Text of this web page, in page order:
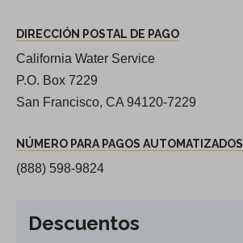
DIRECCIÓN POSTAL DE PAGO
California Water Service
P.O. Box 7229
San Francisco, CA 94120-7229
NÚMERO PARA PAGOS AUTOMATIZADOS
(888) 598-9824
Descuentos